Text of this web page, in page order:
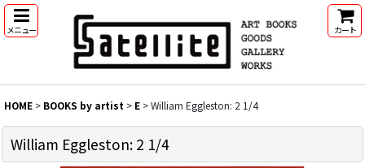
メニュー カート
HOME > BOOKS by artist > E >William Eggleston: 2 1/4
William Eggleston: 2 1/4